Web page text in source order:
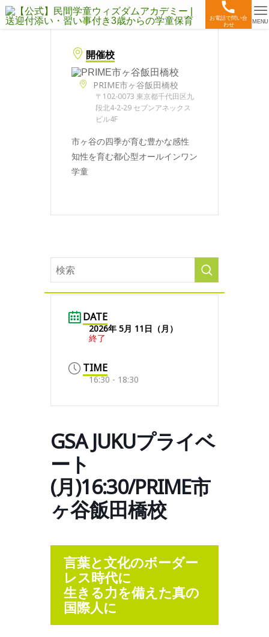
お電話で問い合
わせ
MENU
開催校
PRIME市ヶ谷飯田橋校
〒102-0073 東京都千代田区九
段北4-2-29 セブンアネックス
ビル4F
市ヶ谷の四季が育む豊かな感性
知性を育む都心型オールインワン
学童
DATE
2026年 5月 11日（月）
終了
TIME
16:30 - 18:30
GSA JUKUプライベ
ート
(月)16:30/PRIME市
ヶ谷飯田橋校
言葉と文化のボーダー
レス時代に
生きる力を備えた真の
国際人に